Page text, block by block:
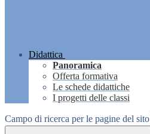
Didattica
Panoramica
Offerta formativa
Le schede didattiche
I progetti delle classi
Campo di ricerca per le pagine del sito